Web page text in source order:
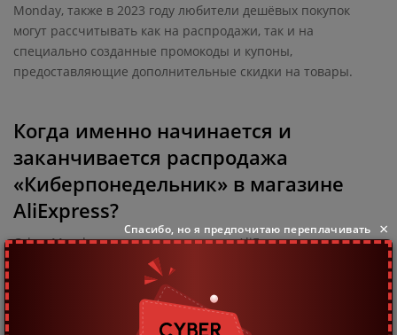
Monday, также в 2023 году любители дешёвых покупок
могут рассчитывать как на распродажи, так и на
специально созданные промокоды и купоны,
предоставляющие дополнительные скидки на товары.
Когда именно начинается и
заканчивается распродажа
«Киберпонедельник» в магазине
AliExpress?
Cyber Monday в интернет-магазине AliExpress часто
является продолжением акции в рамках «Чёрной
Пятницы». Специальные предложения, скидки и
промокоды можно найти на их сайте уже дня три до начала
официального праздника, а финальная распродажа
Спасибо, но я предпочитаю переплачивать ×